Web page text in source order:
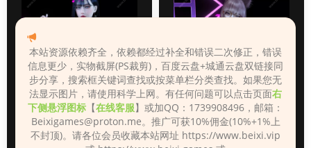
本站资源依赖齐全，依赖都经过补全和错误二次修正，错误
信息更少，实物截屏(PS裁剪)，百度云盘+城通云盘双链接同
步分享，搜索框关键词查找或按菜单栏分类查找。如果您无
法显示图片，请使用科学上网。有任何问题可以点击页面右
下侧悬浮图标 【在线客服】或加QQ：1739908496，邮箱：
Beixigames@proton.me。推广可获10%佣金(10%+1%上
不封顶)。请各位会员收藏本站网址 https://www.beixi.vip